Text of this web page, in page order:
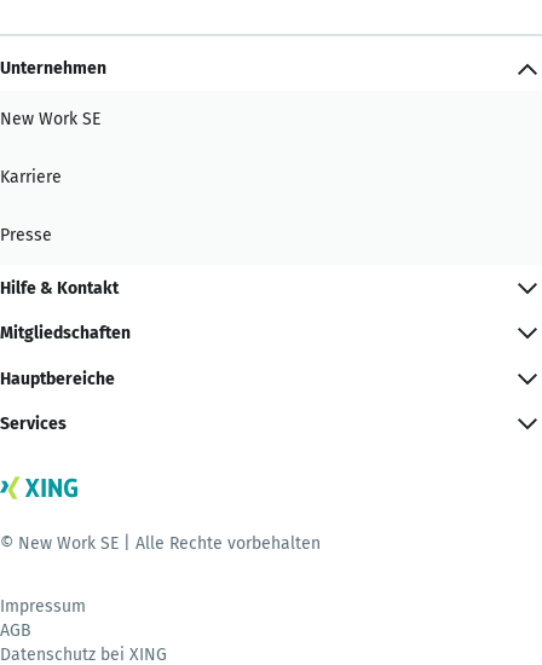
Unternehmen
New Work SE
Karriere
Presse
Hilfe & Kontakt
Mitgliedschaften
Hauptbereiche
Services
© New Work SE | Alle Rechte vorbehalten
Impressum
AGB
Datenschutz bei XING